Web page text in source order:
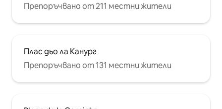
Препоръчвано от 211 местни жители
Плас дьо ла Канург
Препоръчвано от 131 местни жители